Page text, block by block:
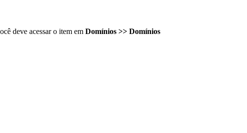
deve acessar o item em Domínios >> Domínios